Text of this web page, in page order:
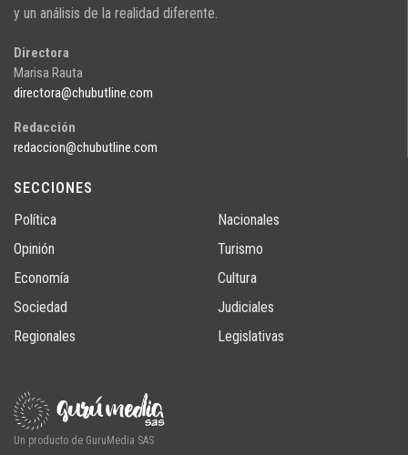
y un análisis de la realidad diferente.
Directora
Marisa Rauta
directora@chubutline.com
Redacción
redaccion@chubutline.com
SECCIONES
Política
Opinión
Economía
Sociedad
Regionales
Nacionales
Turismo
Cultura
Judiciales
Legislativas
Un producto de GuruMedia SAS